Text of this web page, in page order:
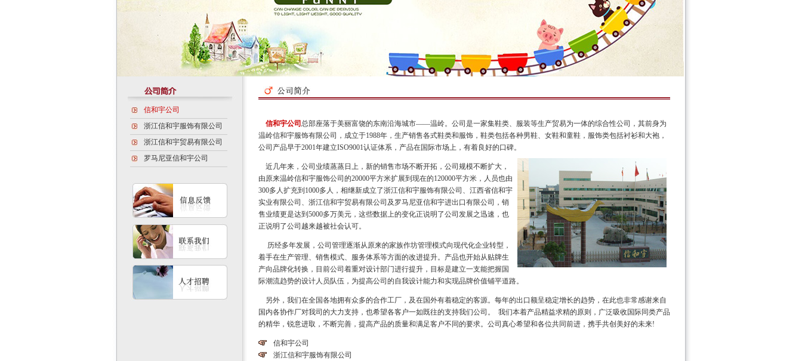
信和宇公司
浙江信和宇服饰有限公司
浙江信和宇贸易有限公司
罗马尼亚信和宇公司
信和宇公司 总部座落于美丽富饶的东南沿海城市——温岭。公司是一家集鞋类、服装等生产贸易为一体的综合性公司，其前身为
温岭信和宇服饰有限公司，成立于1988年，生产销售各式鞋类和服饰，鞋类包括各种男鞋、女鞋和童鞋，服饰类包括衬衫和大袍，
公司产品早于2001年建立ISO9001认证体系，产品在国际市场上，有着良好的口碑。
近几年来，公司业绩蒸蒸日上，新的销售市场不断开拓，公司规模不断扩大，
由原来温岭信和宇服饰公司的20000平方米扩展到现在的120000平方米，人员也由
300多人扩充到1000多人，相继新成立了浙江信和宇服饰有限公司、江西省信和宇
实业有限公司、浙江信和宇贸易有限公司及罗马尼亚信和宇进出口有限公司，销
售业绩更是达到5000多万美元，这些数据上的变化正说明了公司发展之迅速，也
正说明了公司越来越被社会认可。
历经多年发展，公司管理逐渐从原来的家族作坊管理模式向现代化企业转型，
着手在生产管理、销售模式、服务体系等方面的改进提升。产品也开始从贴牌生
产向品牌化转换，目前公司着重对设计部门进行提升，目标是建立一支能把握国
际潮流趋势的设计人员队伍，为提高公司的自我设计能力和实现品牌价值铺平道路。
另外，我们在全国各地拥有众多的合作工厂，及在国外有着稳定的客源。每年的出口额呈稳定增长的趋势，在此也非常感谢来自
国内各协作厂对我司的大力支持，也希望各客户一如既往的支持我们公司。 我们本着产品精益求精的原则，广泛吸收国际同类产品
的精华，锐意进取，不断完善，提高产品的质量和满足客户不同的要求。公司真心希望和各位共同前进，携手共创美好的未来!
信和宇公司
浙江信和宇服饰有限公司